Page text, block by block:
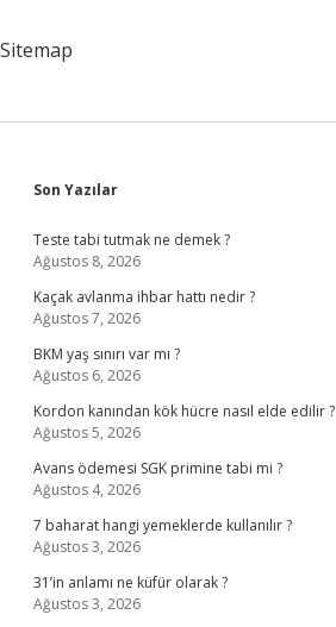
Sitemap
Sidebar
Son Yazılar
Teste tabi tutmak ne demek ?
Ağustos 8, 2026
Kaçak avlanma ihbar hattı nedir ?
Ağustos 7, 2026
BKM yaş sınırı var mı ?
Ağustos 6, 2026
Kordon kanından kök hücre nasıl elde edilir ?
Ağustos 5, 2026
Avans ödemesi SGK primine tabi mi ?
Ağustos 4, 2026
7 baharat hangi yemeklerde kullanılır ?
Ağustos 3, 2026
31’in anlamı ne küfür olarak ?
Ağustos 3, 2026